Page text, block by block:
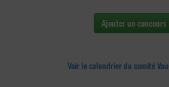
Ajouter un concours
Voir le calendrier du comité